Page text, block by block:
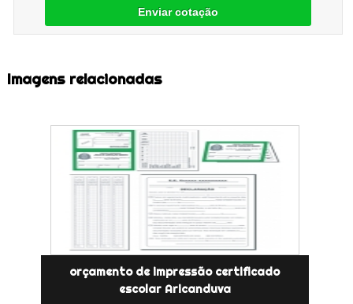
Enviar cotação
Imagens relacionadas
orçamento de impressão certificado
escolar Aricanduva